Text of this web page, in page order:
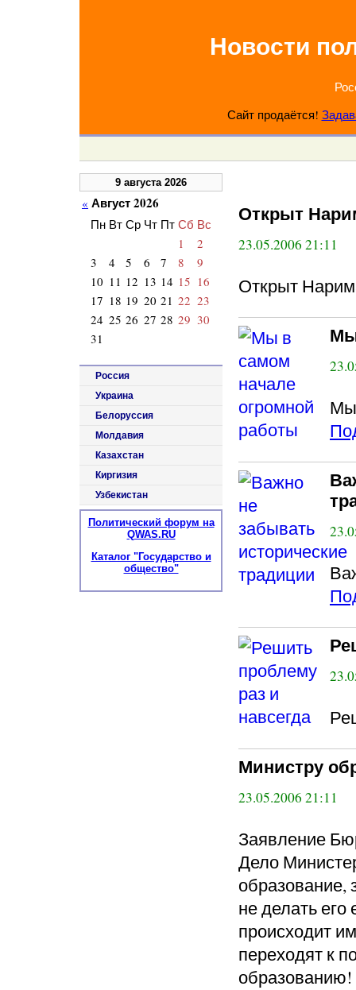
Новости
Сайт продаётся!
Открыт
23.05.2006 21:11
Открыт
Мы
Мы
Министру
23.05.2006 21:11
Заявление
Дело
образование,
не делать
происходит
переходят к
образованию!
9 августа 2026
« Август 2026
Пн Вт Ср Чт Пт Сб Вс
1
2
3
4 5 6 7 8
9
10 11 12 13 14 15 16
17 18 19 20 21 22 23
24 25 26 27 28 29 30
31
Россия
Украина
Белоруссия
Молдавия
Казахстан
Киргизия
Узбекистан
Политический форум на
QWAS.RU
Каталог "Государство и
общество"